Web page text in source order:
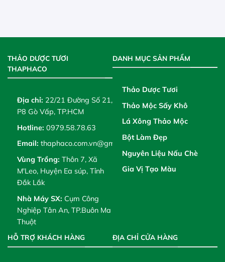
THẢO DƯỢC TƯƠI
THAPHACO
Địa chỉ: 22/21 Đường Số 21,
P8 Gò Vấp, TP.HCM
Hotline: 0979.58.78.63
Email: thaphaco.com.vn@gmail.com
Vùng Trồng: Thôn 7, Xã
M'Leo, Huyện Ea súp, Tỉnh
Đắk Lắk
Nhà Máy SX: Cụm Công
Nghiệp Tân An, TP.Buôn Ma
Thuột
DANH MỤC SẢN PHẨM
Thảo Dược Tươi
Thảo Mộc Sấy Khô
Lá Xông Thảo Mộc
Bột Làm Đẹp
Nguyên Liệu Nấu Chè
Gia Vị Tạo Màu
HỖ TRỢ KHÁCH HÀNG ĐỊA CHỈ CỬA HÀNG